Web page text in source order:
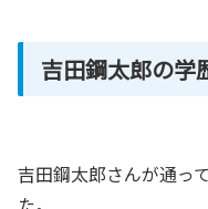
吉田鋼太郎の学
吉田鋼太郎さんが通っ